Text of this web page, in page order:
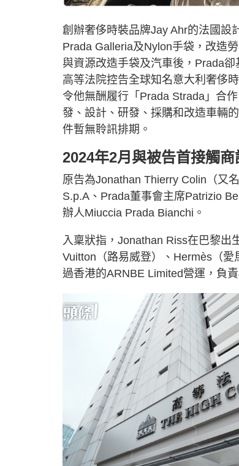
創辦奢侈時裝品牌Jay Ahr的法國設
Prada Galleria及Nylon手袋，改造
與資源改造手袋及汽車後，Prada
高等法院控告全球知名意大利奢侈
令他無酬履行「Prada Strada」合
發、設計、研發、採購和改造車輛
件暫無聆訊排期。
2024年2月與被告首接觸商
原告為Jonathan Thierry Colin（又
S.p.A、Prada董事會主席Patrizio
辦人Miuccia Prada Bianchi。
入稟狀指，Jonathan Riss在巴黎出
Vuitton（路易威登）、Hermès（
過香港的ARNBE Limited營運，負